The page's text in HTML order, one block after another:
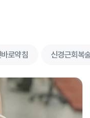
로약침 신경근회복